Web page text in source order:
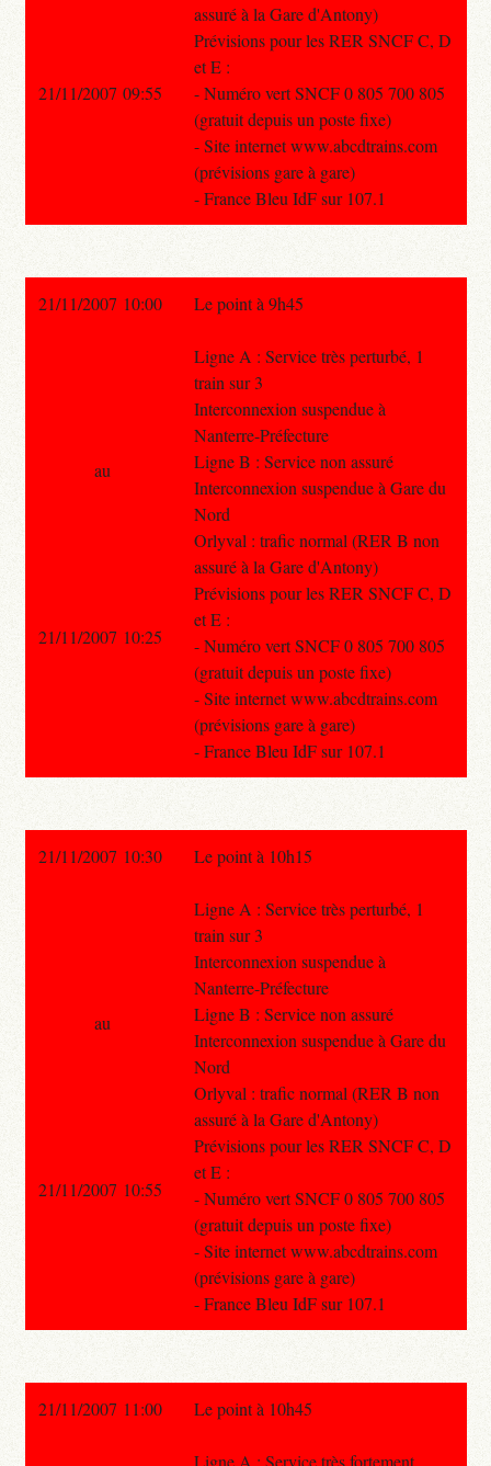
assuré à la Gare d'Antony)
Prévisions pour les RER SNCF C, D
et E :
- Numéro vert SNCF 0 805 700 805
(gratuit depuis un poste fixe)
- Site internet www.abcdtrains.com
(prévisions gare à gare)
- France Bleu IdF sur 107.1
21/11/2007 09:55
21/11/2007 10:00 Le point à 9h45
Ligne A : Service très perturbé, 1
train sur 3
Interconnexion suspendue à
Nanterre-Préfecture
Ligne B : Service non assuré
Interconnexion suspendue à Gare du
Nord
Orlyval : trafic normal (RER B non
assuré à la Gare d'Antony)
Prévisions pour les RER SNCF C, D
et E :
- Numéro vert SNCF 0 805 700 805
(gratuit depuis un poste fixe)
- Site internet www.abcdtrains.com
(prévisions gare à gare)
- France Bleu IdF sur 107.1
au
21/11/2007 10:25
21/11/2007 10:30 Le point à 10h15
Ligne A : Service très perturbé, 1
train sur 3
Interconnexion suspendue à
Nanterre-Préfecture
Ligne B : Service non assuré
Interconnexion suspendue à Gare du
Nord
Orlyval : trafic normal (RER B non
assuré à la Gare d'Antony)
Prévisions pour les RER SNCF C, D
et E :
- Numéro vert SNCF 0 805 700 805
(gratuit depuis un poste fixe)
- Site internet www.abcdtrains.com
(prévisions gare à gare)
- France Bleu IdF sur 107.1
au
21/11/2007 10:55
21/11/2007 11:00 Le point à 10h45
Ligne A : Service très fortement